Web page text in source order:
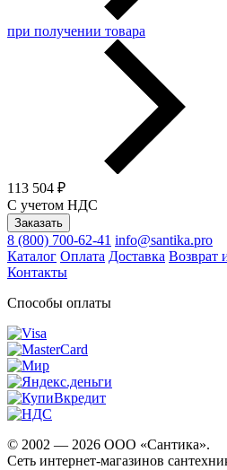
при получении товара
113 504 ₽
С учетом НДС
Заказать
8 (800) 700-62-41 info@santika.pro
Каталог Оплата Доставка Возврат
Контакты
Способы оплаты
© 2002 — 2026 ООО «Сантика».
Сеть интернет-магазинов